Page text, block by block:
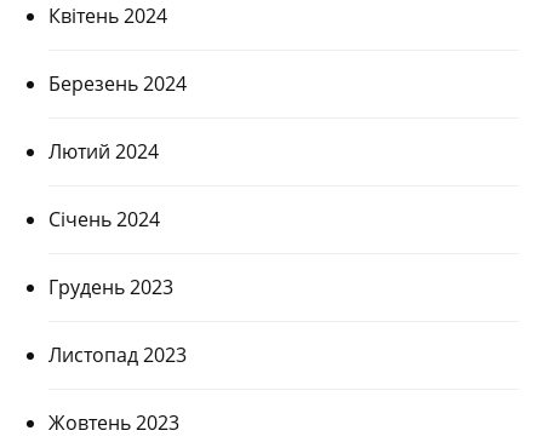
Квітень 2024
Березень 2024
Лютий 2024
Січень 2024
Грудень 2023
Листопад 2023
Жовтень 2023